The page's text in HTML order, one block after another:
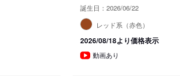
誕生日：2026/06/22
レッド系（赤色）
2026/08/18より価格表示
動画あり